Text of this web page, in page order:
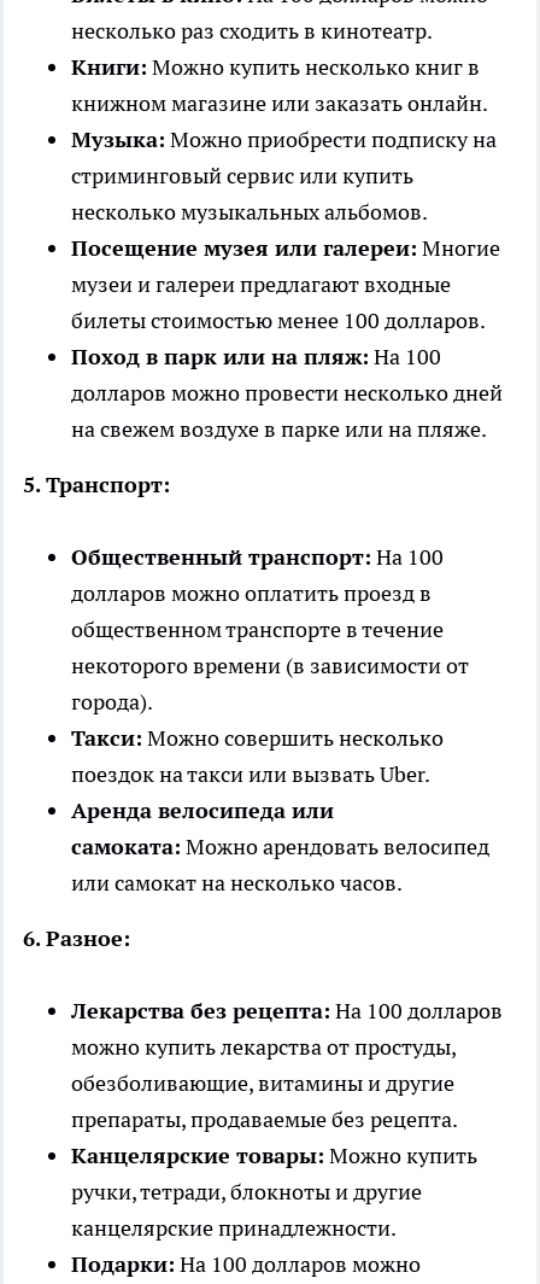
несколько раз сходить в кинотеатр.
Книги: Можно купить несколько книг в
книжном магазине или заказать онлайн.
Музыка: Можно приобрести подписку на
стриминговый сервис или купить
несколько музыкальных альбомов.
Посещение музея или галереи: Многие
музеи и галереи предлагают входные
билеты стоимостью менее 100 долларов.
Поход в парк или на пляж: На 100
долларов можно провести несколько дней
на свежем воздухе в парке или на пляже.
5. Транспорт:
Общественный транспорт: На 100
долларов можно оплатить проезд в
общественном транспорте в течение
некоторого времени (в зависимости от
города).
Такси: Можно совершить несколько
поездок на такси или вызвать Uber.
Аренда велосипеда или
самоката: Можно арендовать велосипед
или самокат на несколько часов.
6. Разное:
Лекарства без рецепта: На 100 долларов
можно купить лекарства от простуды,
обезболивающие, витамины и другие
препараты, продаваемые без рецепта.
Канцелярские товары: Можно купить
ручки, тетради, блокноты и другие
канцелярские принадлежности.
Подарки: На 100 долларов можно